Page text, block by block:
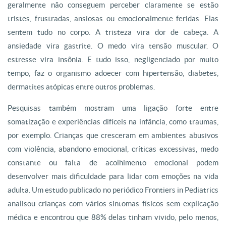
geralmente não conseguem perceber claramente se estão
tristes, frustradas, ansiosas ou emocionalmente feridas. Elas
sentem tudo no corpo. A tristeza vira dor de cabeça. A
ansiedade vira gastrite. O medo vira tensão muscular. O
estresse vira insônia. E tudo isso, negligenciado por muito
tempo, faz o organismo adoecer com hipertensão, diabetes,
dermatites atópicas entre outros problemas.
Pesquisas também mostram uma ligação forte entre
somatização e experiências difíceis na infância, como traumas,
por exemplo. Crianças que cresceram em ambientes abusivos
com violência, abandono emocional, críticas excessivas, medo
constante ou falta de acolhimento emocional podem
desenvolver mais dificuldade para lidar com emoções na vida
adulta. Um estudo publicado no periódico Frontiers in Pediatrics
analisou crianças com vários sintomas físicos sem explicação
médica e encontrou que 88% delas tinham vivido, pelo menos,